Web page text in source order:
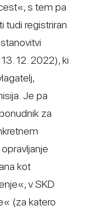
s tem pa
tudi registriran
12. 2022), ki
Je pa
za
kot
v SKD
(za katero